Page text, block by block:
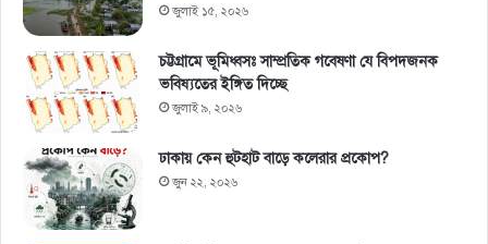
জুলাই ১৫, ২০২৬
চট্টগ্রামে ভূমিধ্বসঃ সাম্প্রতিক গবেষণা যে বিপদজনক
ভবিষ্যতের ইঙ্গিত দিচ্ছে
জুলাই ৯, ২০২৬
ঢাকায় কেন হুটহাট বাড়ে কলেরার প্রকোপ?
জুন ২২, ২০২৬